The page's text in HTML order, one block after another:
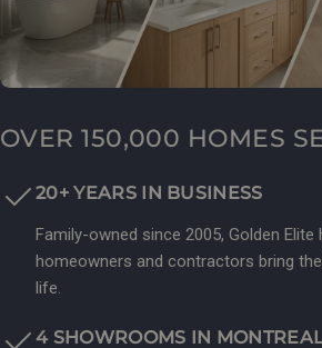
OVER 150,000 HOMES
20+ YEARS IN BUSINESS
Family-owned since 2005, Golden Elite
homeowners and contractors bring
life.
4 SHOWROOMS IN